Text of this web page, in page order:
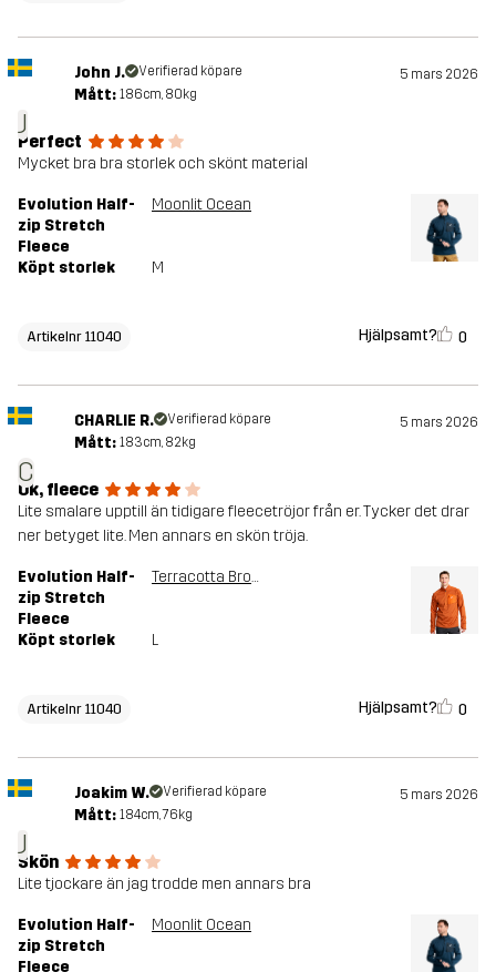
J
John J. Verifierad köpare 5 mars 2026
Mått: 186cm, 80kg
Perfect
Mycket bra bra storlek och skönt material
Evolution Half-
zip Stretch
Fleece
Moonlit Ocean
Köpt storlek M
Artikelnr 11040 Hjälpsamt? 0
C
CHARLIE R. Verifierad köpare 5 mars 2026
Mått: 183cm, 82kg
Ok, fleece
Lite smalare upptill än tidigare fleecetröjor från er. Tycker det drar
ner betyget lite. Men annars en skön tröja.
Evolution Half-
zip Stretch
Fleece
Terracotta Brown
Köpt storlek L
Artikelnr 11040 Hjälpsamt? 0
J
Joakim W. Verifierad köpare 5 mars 2026
Mått: 184cm, 76kg
Skön
Lite tjockare än jag trodde men annars bra
Evolution Half-
zip Stretch
Fleece
Moonlit Ocean